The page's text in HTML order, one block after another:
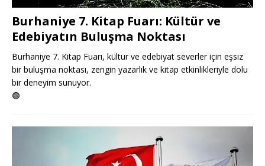
Burhaniye 7. Kitap Fuarı: Kültür ve
Edebiyatın Buluşma Noktası
Burhaniye 7. Kitap Fuarı, kültür ve edebiyat severler için eşsiz
bir buluşma noktası, zengin yazarlık ve kitap etkinlikleriyle dolu
bir deneyim sunuyor.
🟢